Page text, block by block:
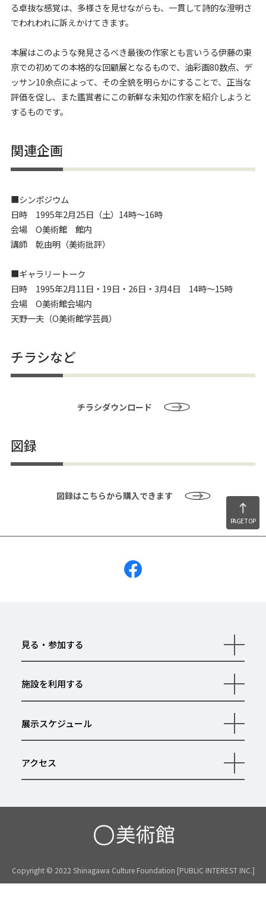
る卓抜な感覚は、多様さを見せながらも、一貫して詩的な澄明さ
でわれわれに訴えかけてきます。
本展はこのような発見さるべき最後の作家とも言いうる伊藤の東
京での初めての本格的な回顧展となるもので、油彩画80数点、デ
ッサン10余点によって、その全貌を明らかにすることで、正当な
評価を促し、また鑑賞者にこの新鮮な未知の作家を紹介しようと
するものです。
関連企画
■シンポジウム
日時 1995年2月25日（土）14時～16時
会場 O美術館 館内
講師 乾由明（美術批評）
■ギャラリートーク
日時 1995年2月11日・19日・26日・3月4日 14時～15時
会場 O美術館会場内
天野一夫（O美術館学芸員）
チラシなど
チラシダウンロード
図録
図録はこちらから購入できます
PAGE TOP
見る・参加する
開
く
施設を利用する
開
く
展示スケジュール
開
く
アクセス
開
く
Copyright © 2022 Shinagawa Culture Foundation [PUBLIC INTEREST INC.]